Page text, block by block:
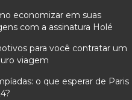
economizar em suas
com a assinatura Holé
para você contratar um
viagem
o que esperar de Paris